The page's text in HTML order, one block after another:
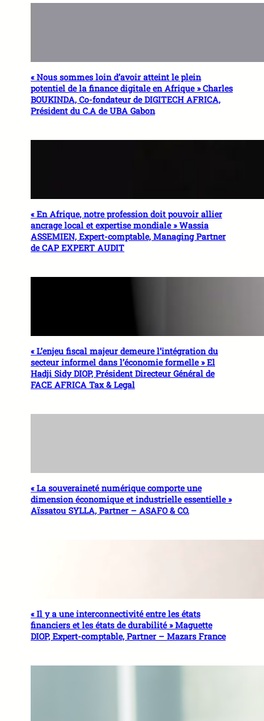
« Nous sommes loin d’avoir atteint le plein
potentiel de la finance digitale en Afrique » Charles
BOUKINDA, Co-fondateur de DIGITECH AFRICA,
Président du C.A de UBA Gabon
« En Afrique, notre profession doit pouvoir allier
ancrage local et expertise mondiale » Wassia
ASSEMIEN, Expert-comptable, Managing Partner
de CAP EXPERT AUDIT
« L’enjeu fiscal majeur demeure l’intégration du
secteur informel dans l’économie formelle » El
Hadji Sidy DIOP, Président Directeur Général de
FACE AFRICA Tax & Legal
« La souveraineté numérique comporte une
dimension économique et industrielle essentielle »
Aïssatou SYLLA, Partner – ASAFO & CO.
« Il y a une interconnectivité entre les états
financiers et les états de durabilité » Maguette
DIOP, Expert-comptable, Partner – Mazars France